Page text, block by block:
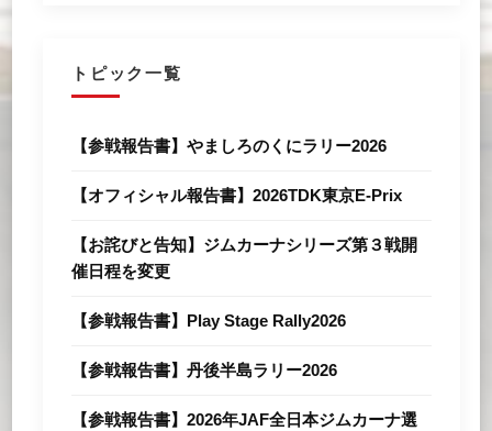
トピック一覧
【参戦報告書】やましろのくにラリー2026
【オフィシャル報告書】2026TDK東京E-Prix
【お詫びと告知】ジムカーナシリーズ第３戦開
催日程を変更
【参戦報告書】Play Stage Rally2026
【参戦報告書】丹後半島ラリー2026
【参戦報告書】2026年JAF全⽇本ジムカーナ選